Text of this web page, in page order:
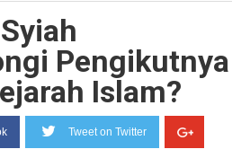
Pengikutnya
Islam?
Tweet on Twitter